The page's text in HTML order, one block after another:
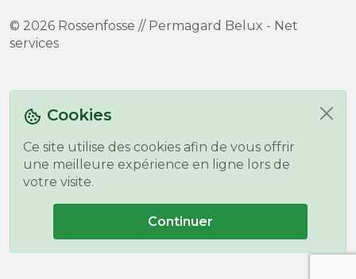
© 2026 Rossenfosse // Permagard Belux - Net
services
Cookies
Ce site utilise des cookies afin de vous offrir
une meilleure expérience en ligne lors de
votre visite.
Continuer